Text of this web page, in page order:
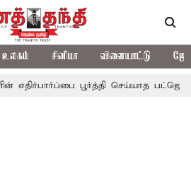
உலகம் சினிமா விளையாட்டு
பூர்த்தி செய்யாத பட்ஜெட்; எடப்பாடி